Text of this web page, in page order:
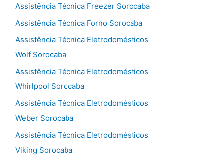
Assistência Técnica Freezer Sorocaba
Assistência Técnica Forno Sorocaba
Assistência Técnica Eletrodomésticos
Wolf Sorocaba
Assistência Técnica Eletrodomésticos
Whirlpool Sorocaba
Assistência Técnica Eletrodomésticos
Weber Sorocaba
Assistência Técnica Eletrodomésticos
Viking Sorocaba